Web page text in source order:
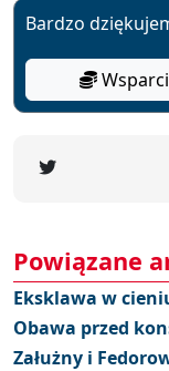
Bardzo
Powiązane
Eksklawa w
Obawa przed
Załużny i